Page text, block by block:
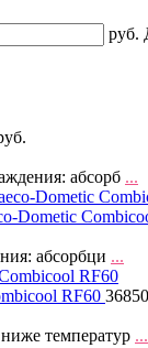
руб.
абсорб ...
Dometic
абсорбци ...
RF60
температур ...